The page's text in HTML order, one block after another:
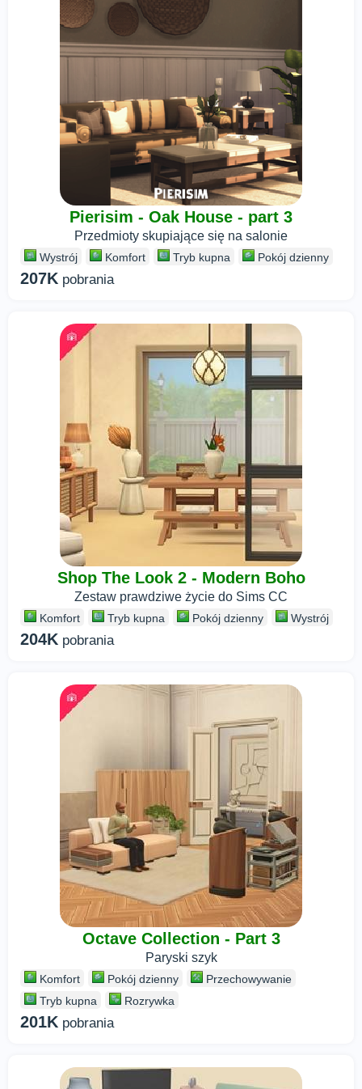
Pierisim - Oak House - part 3
Przedmioty skupiające się na salonie
Wystrój Komfort Tryb kupna Pokój dzienny
207K pobrania
Shop The Look 2 - Modern Boho
Zestaw prawdziwe życie do Sims CC
Komfort Tryb kupna Pokój dzienny Wystrój
204K pobrania
Octave Collection - Part 3
Paryski szyk
Komfort Pokój dzienny
Przechowywanie
Tryb kupna
Rozrywka
201K pobrania